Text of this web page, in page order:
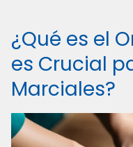
¿Qué es el
es Crucial
Marciales?